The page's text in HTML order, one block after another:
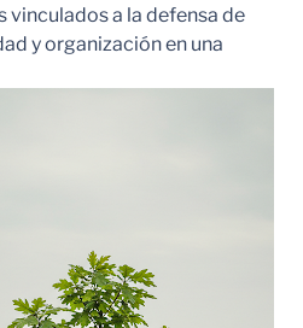
vinculados a la defensa de
y organización en una